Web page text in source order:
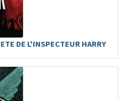
DE L'INSPECTEUR HARRY